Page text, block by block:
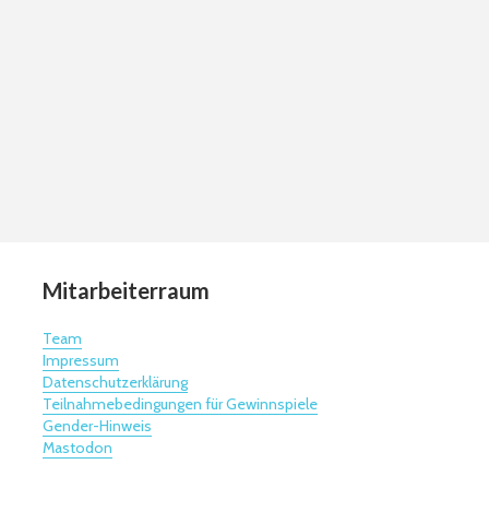
Mitarbeiterraum
Team
Impressum
Datenschutzerklärung
Teilnahmebedingungen für Gewinnspiele
Gender-Hinweis
Mastodon